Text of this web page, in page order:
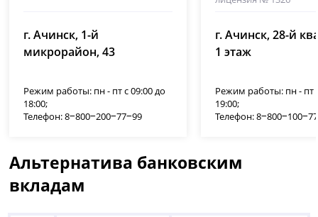
лицензия № 1000
г. Ачинск, 1-й
микрорайон, 43
Режим работы: пн - пт с 09:00 до
18:00;
Телефон: 8‒800‒200‒77‒99
г. Ачинск, 28-й
1 этаж
Режим работы: пн - пт
19:00;
Телефон:
Альтернатива банковским
вкладам